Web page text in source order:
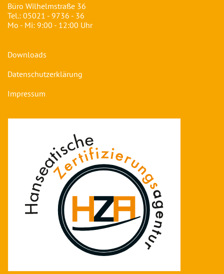
Büro Wilhelmstraße 36
Tel.: 05021 - 9736 - 36
Mo - Mi: 9:00 - 12:00 Uhr
Downloads
Datenschutzerklärung
Impressum